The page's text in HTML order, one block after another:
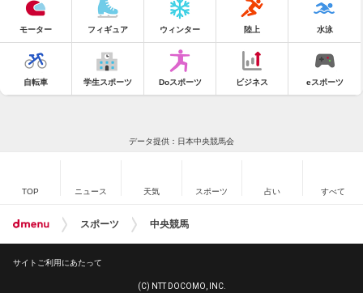
モーター フィギュア ウィンター 陸上 水泳
自転車 学生スポーツ Doスポーツ ビジネス eスポーツ
データ提供：日本中央競馬会
TOP ニュース 天気 スポーツ 占い すべて
スポーツ 中央競馬
サイトご利用にあたって
(C) NTT DOCOMO, INC.